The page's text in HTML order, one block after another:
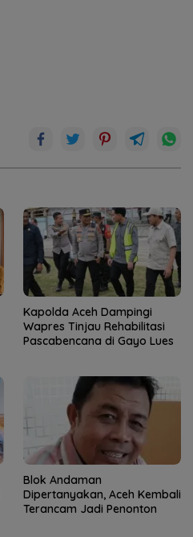
Kapolda Aceh Dampingi
Wapres Tinjau Rehabilitasi
Pascabencana di Gayo Lues
Blok Andaman
Dipertanyakan, Aceh Kembali
Terancam Jadi Penonton